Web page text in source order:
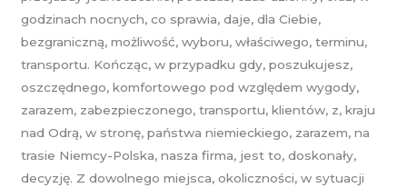
godzinach nocnych, co sprawia, daje, dla Ciebie,
bezgraniczną, możliwość, wyboru, właściwego, terminu,
transportu. Kończąc, w przypadku gdy, poszukujesz,
oszczędnego, komfortowego pod względem wygody,
zarazem, zabezpieczonego, transportu, klientów, z, kraju
nad Odrą, w stronę, państwa niemieckiego, zarazem, na
trasie Niemcy-Polska, nasza firma, jest to, doskonały,
decyzję. Z dowolnego miejsca, okoliczności, w sytuacji